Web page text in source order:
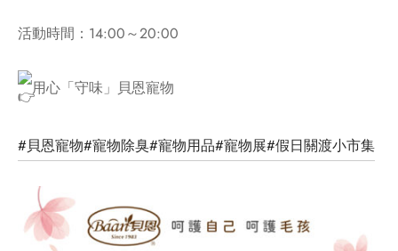
活動時間：14:00～20:00
用心「守味」貝恩寵物
#貝恩寵物#寵物除臭#寵物用品#寵物展#假日關渡小市集